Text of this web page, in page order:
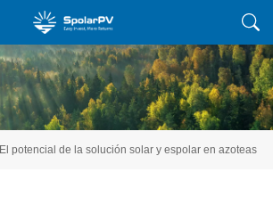
El potencial de la solución solar y espolar en azoteas